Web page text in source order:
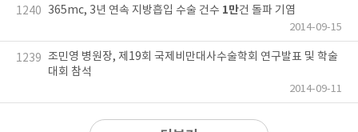
1240 365mc, 3년 연속 지방흡입 수술 건수 1만 건 돌파 기염
2014-09-15
1239 조민영 병원장, 제19회 국제비만대사수술학회 연구발표 및 학술
대회 참석
2014-09-11